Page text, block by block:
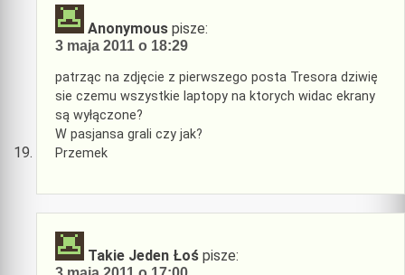
Anonymous pisze:
3 maja 2011 o 18:29
patrząc na zdjęcie z pierwszego posta Tresora dziwię
sie czemu wszystkie laptopy na ktorych widac ekrany
są wyłączone?
W pasjansa grali czy jak?
Przemek
Takie Jeden Łoś pisze: